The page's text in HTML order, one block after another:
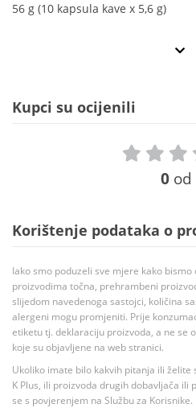
56 g (10 kapsula kave x 5,6 g)
Kupci su ocijenili
0 od
Korištenje podataka o
Iako smo poduzeli sve mjere kako
proizvodima točna, prehrambeni
slijedom navedenoga sastojci, količina
alergeni mogu promjeniti. Prije
etiketu tj. deklaraciju proizvoda, a ne se
koje su objavljene na web stranici.
Ukoliko imate bilo kakvih pitanja ili
K Plus, ili proizvoda drugih dobavljača
se s povjerenjem na Službu za Korisnike.